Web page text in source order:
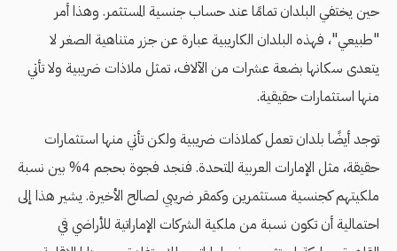
حين يختفي البلدان تمامًا عند حساب جنسية المستثمر. وهذا أمر
"طبيعي"، فهذه البلدان الكاريبية عبارة عن جزر متناهية الصغر لا
يتعدى سكانها بضعة عشرات من الآلاف، تمثل ملاذات ضريبية ولا تأتي
منها استثمارات حقيقية.
توجد أيضًا بلدان تعمل كملاذات ضريبية ولكن تأتي منها استثمارات
حقيقة، مثل الإمارات العربية المتحدة. فنجد فجوة بحجم 4% بين نسبة
ملكيتهم كجنسية مستثمرين وكمقر ضريبي لصالح الأخيرة. يشير هذا إلى
احتمالية أن تكون نسبة من ملكية الشركات الإماراتية للأراضي في